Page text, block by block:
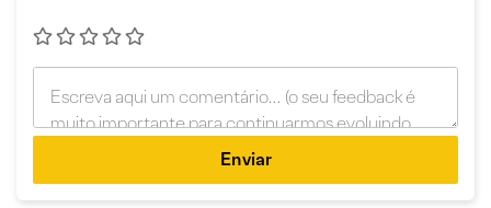
Enviar